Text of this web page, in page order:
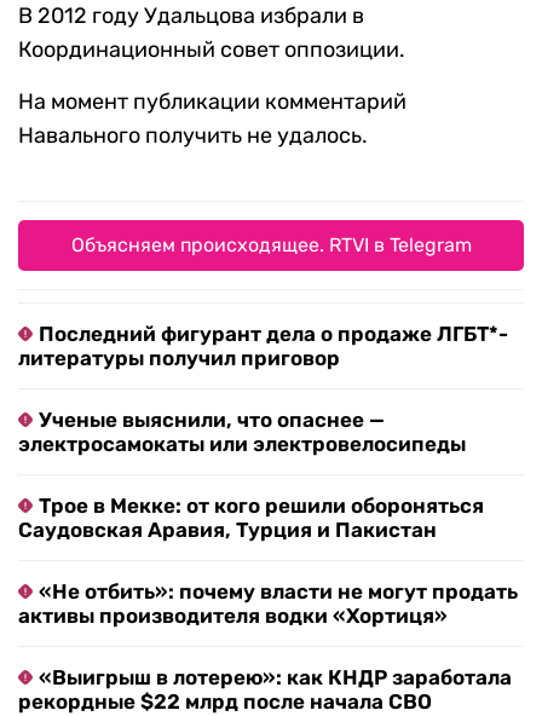
В 2012 году Удальцова избрали в
Координационный совет оппозиции.
На момент публикации комментарий
Навального получить не удалось.
Объясняем происходящее. RTVI в Telegram
Последний фигурант дела о продаже ЛГБТ*-
литературы получил приговор
Ученые выяснили, что опаснее —
электросамокаты или электровелосипеды
Трое в Мекке: от кого решили обороняться
Саудовская Аравия, Турция и Пакистан
«Не отбить»: почему власти не могут продать
активы производителя водки «Хортиця»
«Выигрыш в лотерею»: как КНДР заработала
рекордные $22 млрд после начала СВО